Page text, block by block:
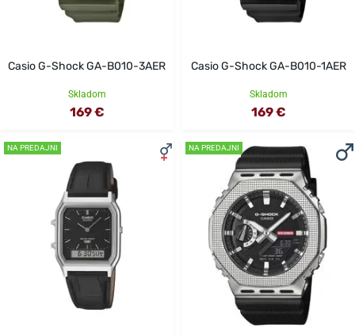
Casio G-Shock GA-B010-3AER
Skladom
169 €
Casio G-Shock GA-B010-1AER
Skladom
169 €
NA PREDAJNI NA PREDAJNI